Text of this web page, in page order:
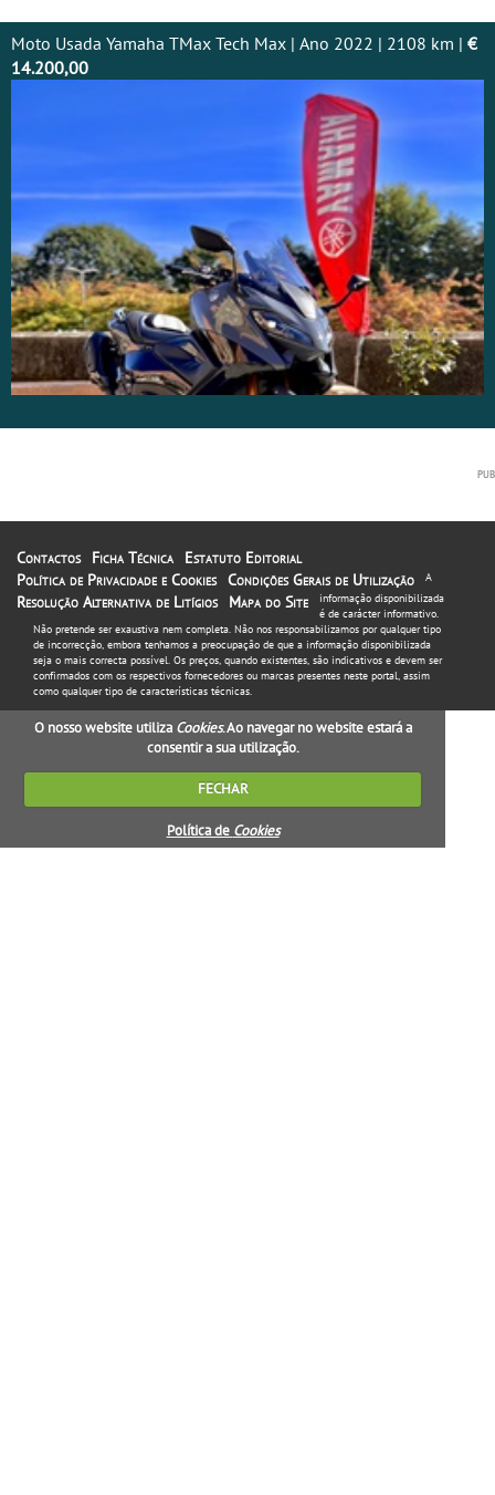
Moto Usada Yamaha TMax Tech Max | Ano 2022 | 2108 km | €
14.200,00
Contactos Ficha Técnica
Estatuto Editorial
Política de Privacidade e Cookies Condições Gerais de Utilização
Resolução Alternativa de Litígios
Mapa do Site
A
informação disponibilizada
é de carácter informativo.
Não pretende ser exaustiva nem completa. Não nos responsabilizamos por qualquer tipo
de incorrecção, embora tenhamos a preocupação de que a informação disponibilizada
seja o mais correcta possível. Os preços, quando existentes, são indicativos e devem ser
confirmados com os respectivos fornecedores ou marcas presentes neste portal, assim
como qualquer tipo de características técnicas.
O nosso website utiliza Cookies. Ao navegar no website estará a
consentir a sua utilização.
FECHAR
Política de Cookies